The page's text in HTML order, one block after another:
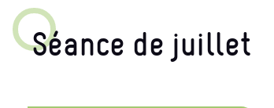
Séance de juillet